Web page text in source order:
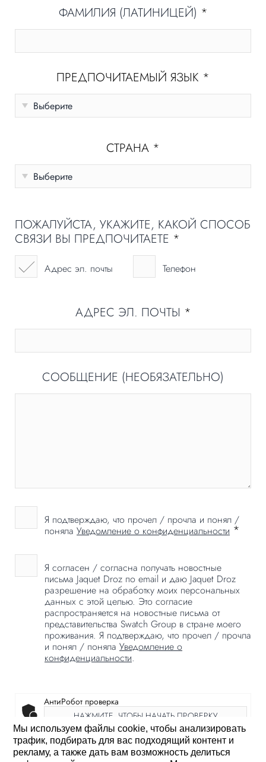
Мы используем файлы cookie, чтобы анализировать
трафик, подбирать для вас подходящий контент и
рекламу, а также дать вам возможность делиться
ФАМИЛИЯ (ЛАТИНИЦЕЙ) *
ПРЕДПОЧИТАЕМЫЙ ЯЗЫК *
СТРАНА *
ПОЖАЛУЙСТА, УКАЖИТЕ, КАКОЙ СПОСОБ
СВЯЗИ ВЫ ПРЕДПОЧИТАЕТЕ *
Адрес эл. почты Телефон
АДРЕС ЭЛ. ПОЧТЫ *
СООБЩЕНИЕ (НЕОБЯЗАТЕЛЬНО)
Я подтверждаю, что прочел / прочла и понял /
поняла Уведомление о конфиденциальности *
Я согласен / согласна получать новостные
письма Jaquet Droz по email и даю Jaquet Droz
разрешение на обработку моих персональных
данных с этой целью. Это согласие
распространяется на новостные письма от
представительства Swatch Group в стране моего
проживания. Я подтверждаю, что прочел / прочла
и понял / поняла Уведомление о
конфиденциальности.
АнтиРобот проверка
НАЖМИТЕ, ЧТОБЫ НАЧАТЬ ПРОВЕРКУ
FriendlyCaptcha ⇗